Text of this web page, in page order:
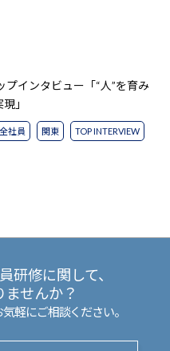
インタビュー「“人”を育み
」
全社員 関東 TOP INTERVIEW
研修に関して、
ませんか？
軽にご相談ください。